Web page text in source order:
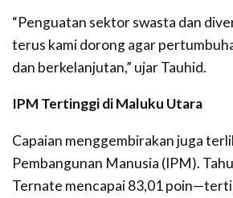
“Penguatan sektor swasta dan
terus kami dorong agar
dan berkelanjutan,” ujar Tauhid.
IPM Tertinggi di Maluku Utara
Capaian menggembirakan juga
Pembangunan Manusia (IPM).
Ternate mencapai 83,01